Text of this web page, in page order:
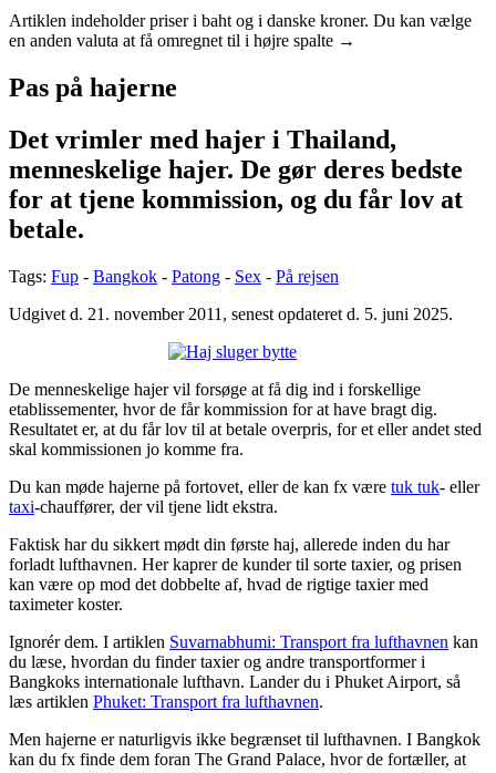
Artiklen indeholder priser i baht og i danske kroner. Du kan vælge
en anden valuta at få omregnet til i højre spalte →
Pas på hajerne
Det vrimler med hajer i Thailand,
menneskelige hajer. De gør deres bedste
for at tjene kommission, og du får lov at
betale.
Tags: Fup - Bangkok - Patong - Sex - På rejsen
Udgivet d. 21. november 2011, senest opdateret d. 5. juni 2025.
De menneskelige hajer vil forsøge at få dig ind i forskellige
etablissementer, hvor de får kommission for at have bragt dig.
Resultatet er, at du får lov til at betale overpris, for et eller andet sted
skal kommissionen jo komme fra.
Du kan møde hajerne på fortovet, eller de kan fx være tuk tuk- eller
taxi-chauffører, der vil tjene lidt ekstra.
Faktisk har du sikkert mødt din første haj, allerede inden du har
forladt lufthavnen. Her kaprer de kunder til sorte taxier, og prisen
kan være op mod det dobbelte af, hvad de rigtige taxier med
taximeter koster.
Ignorér dem. I artiklen Suvarnabhumi: Transport fra lufthavnen kan
du læse, hvordan du finder taxier og andre transportformer i
Bangkoks internationale lufthavn. Lander du i Phuket Airport, så
læs artiklen Phuket: Transport fra lufthavnen.
Men hajerne er naturligvis ikke begrænset til lufthavnen. I Bangkok
kan du fx finde dem foran The Grand Palace, hvor de fortæller, at